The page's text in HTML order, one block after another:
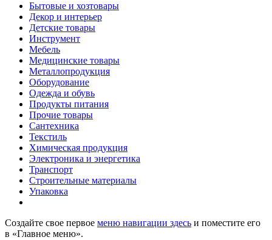
Бытовые и хозтовары
Декор и интерьер
Детские товары
Инструмент
Мебель
Медицинские товары
Металлопродукция
Оборудование
Одежда и обувь
Продукты питания
Прочие товары
Сантехника
Текстиль
Химическая продукция
Электроника и энергетика
Транспорт
Строительные материалы
Упаковка
Создайте свое первое меню навигации здесь и поместите его
в «Главное меню».